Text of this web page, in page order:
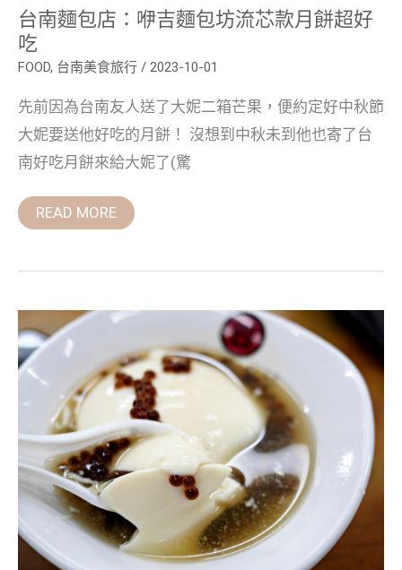
台南麵包店：咿吉麵包坊流芯款月餅超好
吃
FOOD, 台南美食旅行 / 2023-10-01
先前因為台南友人送了大妮二箱芒果，便約定好中秋節
大妮要送他好吃的月餅！ 沒想到中秋未到他也寄了台
南好吃月餅來給大妮了(驚
超
好
吃
READ MORE
台
南
必
吃,
同
平
豆
花，
讓
熱
熱
的
天
氣
消